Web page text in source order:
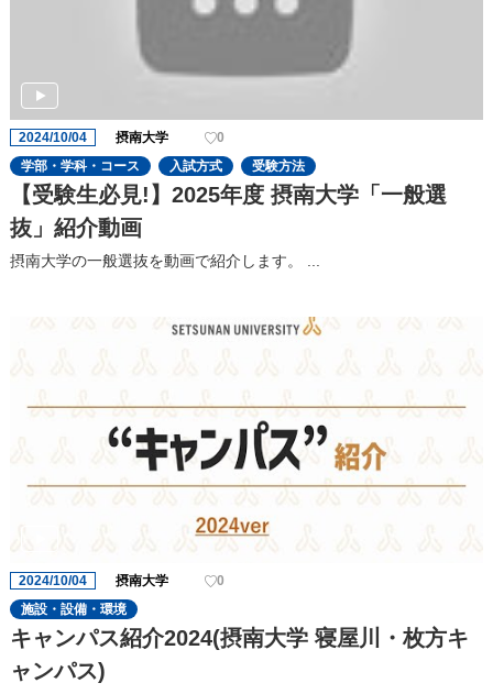
2024/10/04 摂南大学
0
学部・学科・コース
入試方式 受験方法
【受験生必見!】2025年度 摂南大学「一般選
抜」紹介動画
摂南大学の一般選抜を動画で紹介します。 ...
2024/10/04 摂南大学
0
施設・設備・環境
キャンパス紹介2024(摂南大学 寝屋川・枚方キ
ャンパス)